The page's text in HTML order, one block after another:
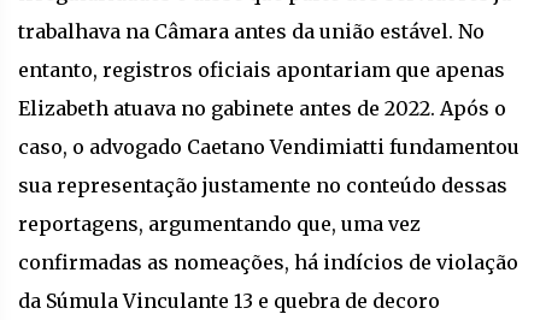
trabalhava na Câmara antes da união estável. No
entanto, registros oficiais apontariam que apenas
Elizabeth atuava no gabinete antes de 2022. Após o
caso, o advogado Caetano Vendimiatti fundamentou
sua representação justamente no conteúdo dessas
reportagens, argumentando que, uma vez
confirmadas as nomeações, há indícios de violação
da Súmula Vinculante 13 e quebra de decoro